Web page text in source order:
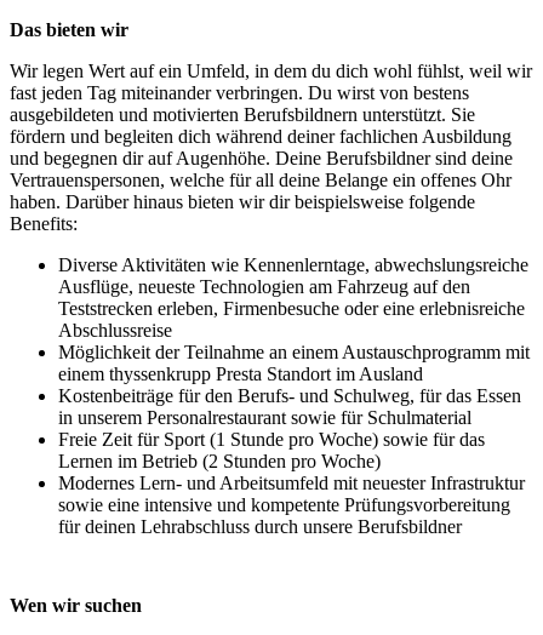
Das bieten wir
Wir legen Wert auf ein Umfeld, in dem du dich wohl fühlst, weil wir
fast jeden Tag miteinander verbringen. Du wirst von bestens
ausgebildeten und motivierten Berufsbildnern unterstützt. Sie
fördern und begleiten dich während deiner fachlichen Ausbildung
und begegnen dir auf Augenhöhe. Deine Berufsbildner sind deine
Vertrauenspersonen, welche für all deine Belange ein offenes Ohr
haben. Darüber hinaus bieten wir dir beispielsweise folgende
Benefits:
Diverse Aktivitäten wie Kennenlerntage, abwechslungsreiche
Ausflüge, neueste Technologien am Fahrzeug auf den
Teststrecken erleben, Firmenbesuche oder eine erlebnisreiche
Abschlussreise
Möglichkeit der Teilnahme an einem Austauschprogramm mit
einem thyssenkrupp Presta Standort im Ausland
Kostenbeiträge für den Berufs- und Schulweg, für das Essen
in unserem Personalrestaurant sowie für Schulmaterial
Freie Zeit für Sport (1 Stunde pro Woche) sowie für das
Lernen im Betrieb (2 Stunden pro Woche)
Modernes Lern- und Arbeitsumfeld mit neuester Infrastruktur
sowie eine intensive und kompetente Prüfungsvorbereitung
für deinen Lehrabschluss durch unsere Berufsbildner
Wen wir suchen